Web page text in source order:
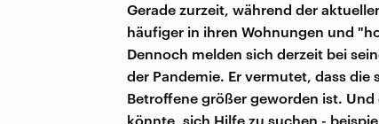
Gerade zurzeit, während der
häufiger in ihren Wohnungen und
Dennoch melden sich derzeit bei
der Pandemie. Er vermutet, dass
Betroffene größer geworden ist.
könnte, sich Hilfe zu suchen -